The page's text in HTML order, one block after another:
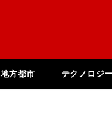
地方都市 テクノロジ